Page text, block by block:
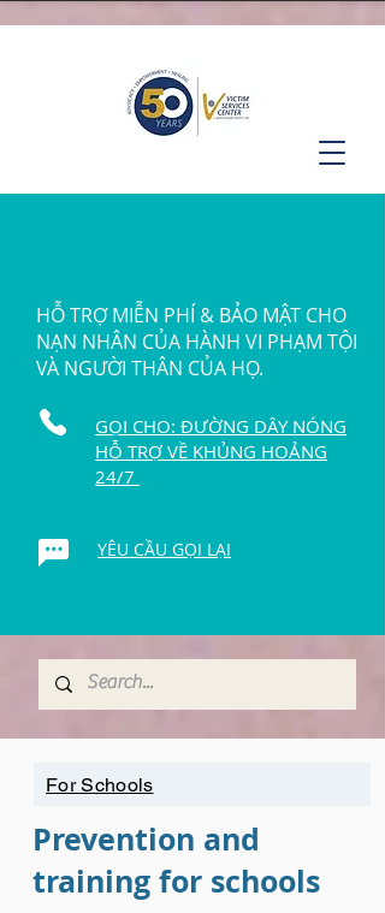
HỖ TRỢ MIỄN PHÍ & BẢO MẬT CHO
NẠN NHÂN CỦA HÀNH VI PHẠM TỘI
VÀ NGƯỜI THÂN CỦA HỌ.
GỌI CHO: ĐƯỜNG DÂY NÓNG
HỖ TRỢ VỀ KHỦNG HOẢNG
24/7
YÊU CẦU GỌI LẠI
For Schools
Prevention and
training for schools